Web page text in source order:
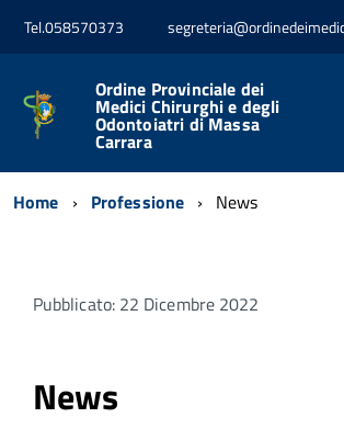
Tel.058570373
Ordine Provinciale dei
Medici Chirurghi e degli
Odontoiatri di Massa
Carrara
Home Professione News
Pubblicato: 22 Dicembre 2022
News